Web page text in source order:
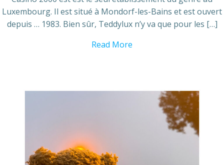
Luxembourg. Il est situé à Mondorf-les-Bains et est ouvert
depuis … 1983. Bien sûr, Teddylux n’y va que pour les […]
Read More